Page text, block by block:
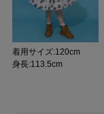
着用サイズ:120cm
身長:113.5cm